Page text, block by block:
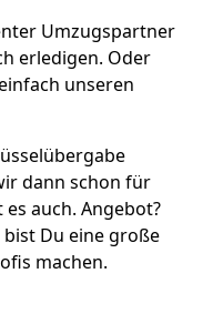
Umzugspartner
erledigen. Oder
unseren
dann schon für
auch. Angebot?
bist Du eine große
machen.